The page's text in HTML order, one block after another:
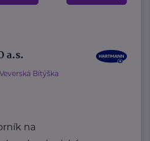
a.s.
Veverská Bítýška
na